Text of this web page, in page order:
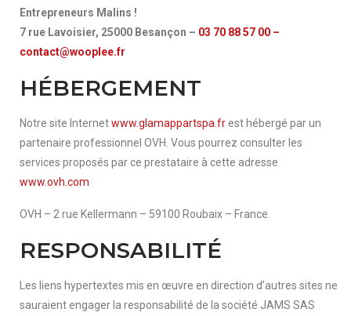
Entrepreneurs Malins !
7 rue Lavoisier, 25000 Besançon – 03 70 88 57 00 –
contact@wooplee.fr
HÉBERGEMENT
Notre site Internetwww.glamappartspa.frest hébergé par un
partenaire professionnel OVH. Vous pourrez consulter les
services proposés par ce prestataire à cette adresse
www.ovh.com
OVH – 2 rue Kellermann – 59100 Roubaix – France.
RESPONSABILITÉ
Les liens hypertextes mis en œuvre en direction d’autres sites ne
sauraient engager la responsabilité de la société JAMS SAS